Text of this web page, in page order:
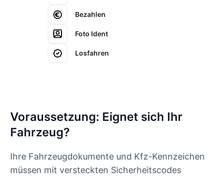
Bezahlen
Foto Ident
Losfahren
Voraussetzung: Eignet sich Ihr
Fahrzeug?
Ihre Fahrzeugdokumente und Kfz-Kennzeichen
müssen mit versteckten Sicherheitscodes